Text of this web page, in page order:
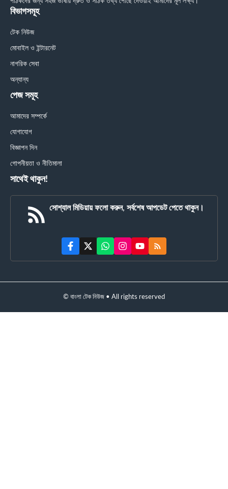
বিভাগসমূহ
টেক নিউজ
মোবাইল ও ইন্টারনেট
নাগরিক সেবা
অন্যান্য
পেজ সমূহ
আমাদের সম্পর্কে
যোগাযোগ
বিজ্ঞাপন দিন
গোপনীয়তা ও নীতিমালা
সাথেই থাকুন!
সোশ্যাল মিডিয়ায় ফলো করুন, সর্বশেষ আপডেট পেতে থাকুন।
© বাংলা টেক নিউজ • All rights reserved